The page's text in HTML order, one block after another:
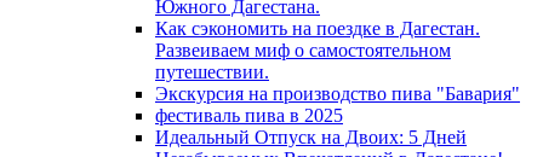
Южного Дагестана.
Как сэкономить на поездке в Дагестан.
Развеиваем миф о самостоятельном
путешествии.
Экскурсия на производство пива "Бавария"
фестиваль пива в 2025
Идеальный Отпуск на Двоих: 5 Дней